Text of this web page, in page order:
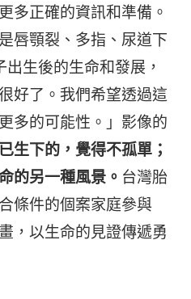
多正確的資訊和準備。
唇顎裂、多指、尿道下
生後的生命和發展，
好了。我們希望透過這
多的可能性。」影像的
生下的，覺得不孤單；
的另一種風景。 台灣胎
條件的個案家庭參與
，以生命的見證傳遞勇